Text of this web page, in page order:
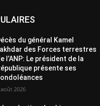
du général Kamel
des Forces terrestres
l’ANP: Le président de la
présente ses
août 2026